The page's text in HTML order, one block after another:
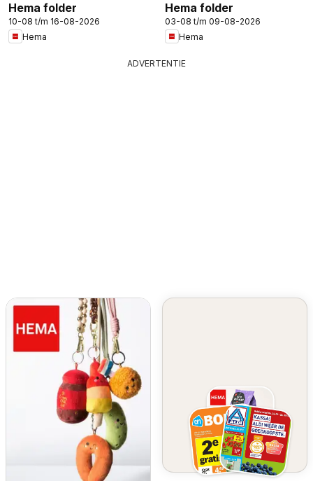
Hema folder
10-08 t/m 16-08-2026
Hema
Hema folder
03-08 t/m 09-08-2026
Hema
ADVERTENTIE